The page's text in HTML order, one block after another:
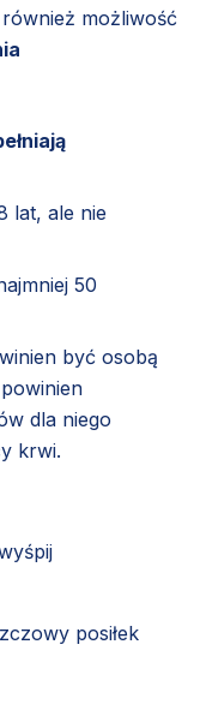
możliwość
lat, ale nie
50
być osobą
dla niego
krwi.
posiłek